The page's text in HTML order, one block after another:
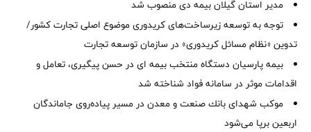
‌مدیر استان گیلان بیمه دی منصوب شد
توجه به توسعه زیرساخت‌های کریدوری موضوع اصلی تجارت کشور/
تدوین «نظام مسائل کریدوری» در سازمان توسعه تجارت
بیمه پارسیان دستگاه منتخب بیمه ای در حسن پیگیری، تعامل و
اقدامات موثر در سامانه فواد شناخته شد
موكب شهدای بانك صنعت و معدن در مسیر پیاده‌روی جاماندگان
اربعین برپا می‌شود